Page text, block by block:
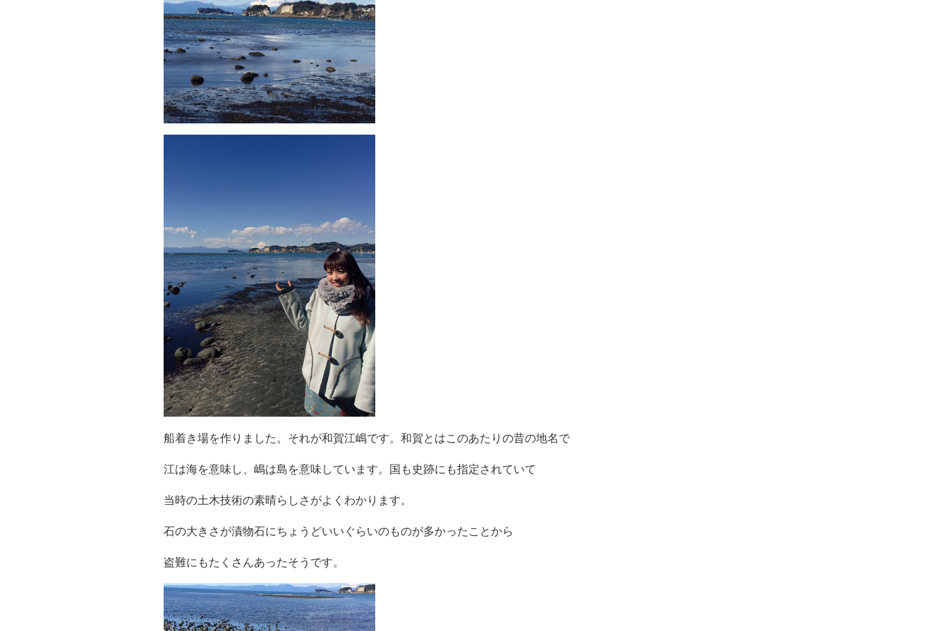
船着き場を作りました。それが和賀江嶋です。和賀とはこのあたりの昔の地名で
江は海を意味し、嶋は島を意味しています。国も史跡にも指定されていて
当時の土木技術の素晴らしさがよくわかります。
石の大きさが漬物石にちょうどいいぐらいのものが多かったことから
盗難にもたくさんあったそうです。